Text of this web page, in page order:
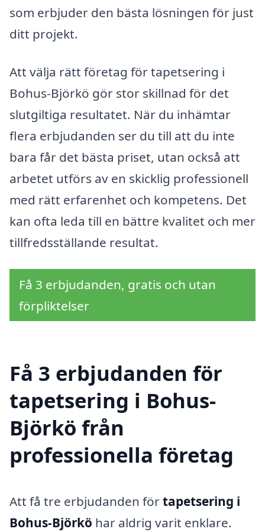
som erbjuder den bästa lösningen för just
ditt projekt.
Att välja rätt företag för tapetsering i
Bohus-Björkö gör stor skillnad för det
slutgiltiga resultatet. När du inhämtar
flera erbjudanden ser du till att du inte
bara får det bästa priset, utan också att
arbetet utförs av en skicklig professionell
med rätt erfarenhet och kompetens. Det
kan ofta leda till en bättre kvalitet och mer
tillfredsställande resultat.
Få 3 erbjudanden, gratis och utan
förpliktelser
Få 3 erbjudanden för
tapetsering i Bohus-
Björkö från
professionella företag
Att få tre erbjudanden förtapetsering i
Bohus-Björkö har aldrig varit enklare.